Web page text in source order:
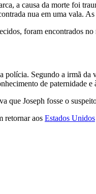
a causa da morte foi
nua em uma vala.
foram encontrados
polícia. Segundo a irmã
de paternidade e
Joseph fosse o
retornar aos Estados Unidos